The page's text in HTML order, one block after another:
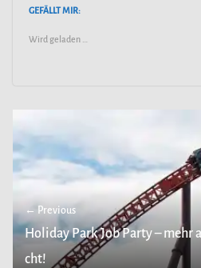
GEFÄLLT MIR:
Wird geladen …
← Previous
Holiday Park Job Party – mehr
cht!